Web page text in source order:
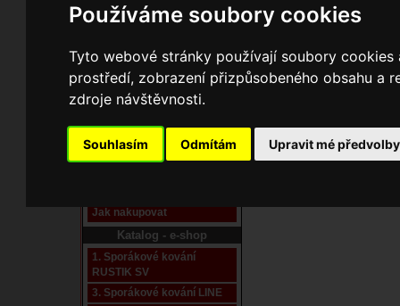
Používáme soubory cookies
Tyto webové stránky používají soubory
prostředí, zobrazení přizpůsobeného obsahu a
zdroje návštěvnosti.
Souhlasím Odmítám Upravit mé předvolby
Domů Kontakty Přihlášení Ke
Pracoviště laser
Nové pracoviště firmy
Jak nakupovat
Katalog - e-shop
1. Sporákové kování
RUSTIK SV
3. Sporákové kování LINE
Hledání na stránkách